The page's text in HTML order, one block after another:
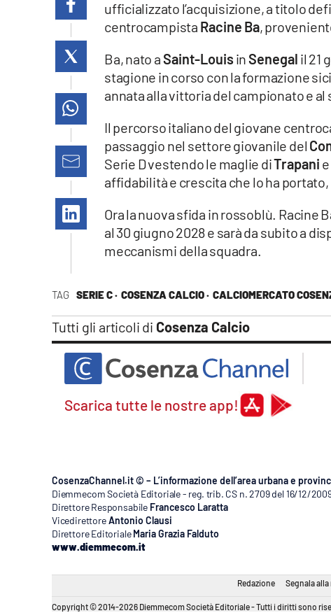
cosenzachannel.it
catanzarochannel.it
lacapitalenews.it
Vai
TAG SERIE C · COSENZA CALCIO · CALCIOMERCATO
Tutti gli articoli di Cosenza Calcio
ufficializzato l’acquisizione, a titolo
centrocampista Racine Ba,
Ba, nato aSaint-Louis inSenegal il 21
stagione in corso con la formazione
annata alla vittoria del campionato e
Il percorso italiano del giovane
passaggio nel settore giovanile del
Serie D vestendo le maglie diTrapani e
affidabilità e crescita che lo ha
Ora la nuova sfida in rossoblù. Racine
al 30 giugno 2028 e sarà da subito a
meccanismi della squadra.
Scarica tutte le nostre app!
CosenzaChannel.it © – L’informazione dell’area urbana e
Diemmecom Società Editoriale - reg. trib. CS n. 2709 del 16/12/
Direttore Responsabile Francesco Laratta
VicedirettoreAntonio Clausi
Direttore Editoriale Maria Grazia Falduto
www.diemmecom.it
Redazione Segnala
Copyright © 2014-2026 Diemmecom Società Editoriale - Tutti i diritti sono